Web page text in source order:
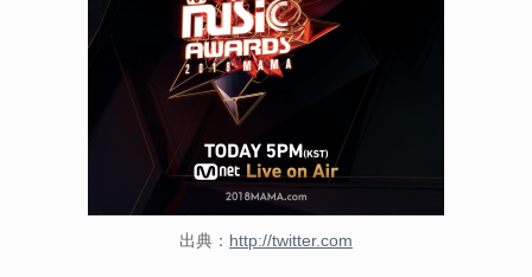
出典： http://twitter.com